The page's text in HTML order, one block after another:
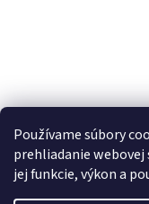
Používame súbory
prehliadanie
jej funkcie, výkon a